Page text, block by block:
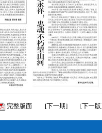
完整版面 [下一期] [下一版